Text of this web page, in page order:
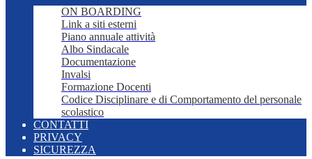
ON BOARDING
Link a siti esterni
Piano annuale attività
Albo Sindacale
Documentazione
Invalsi
Formazione Docenti
Codice Disciplinare e di Comportamento del personale
scolastico
CONTATTI
PRIVACY
SICUREZZA